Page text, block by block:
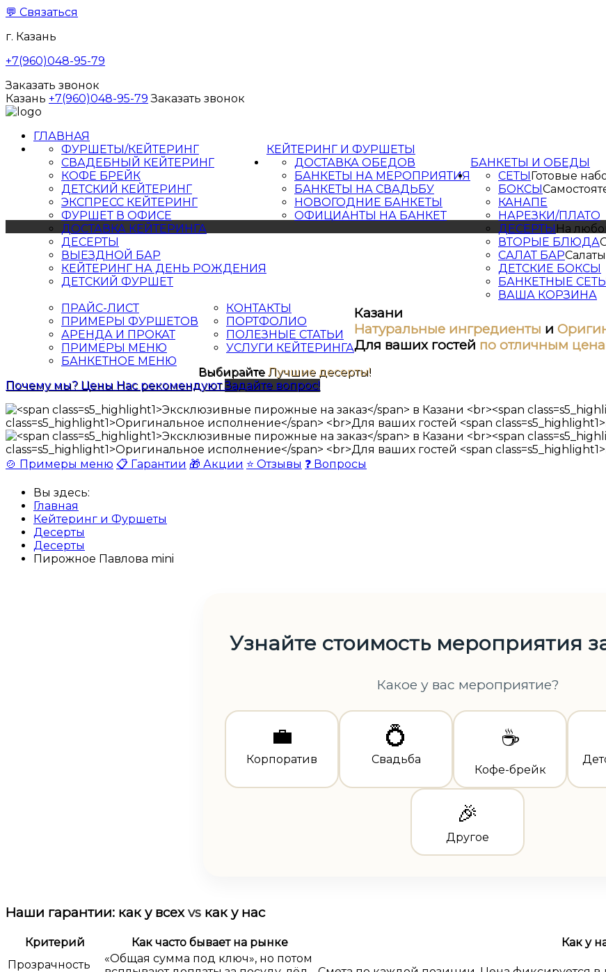
💬 Связаться
г. Казань
+7(960)048-95-79
Заказать звонок
Казань +7(960)048-95-79 Заказать звонок
ГЛАВНАЯ
КЕЙТЕРИНГ И ФУРШЕТЫ
ФУРШЕТЫ/КЕЙТЕРИНГ
СВАДЕБНЫЙ КЕЙТЕРИНГ
КОФЕ БРЕЙК
ДЕТСКИЙ КЕЙТЕРИНГ
ЭКСПРЕСС КЕЙТЕРИНГ
ФУРШЕТ В ОФИСЕ
ДОСТАВКА КЕЙТЕРИНГА
ДЕСЕРТЫ
ВЫЕЗДНОЙ БАР
КЕЙТЕРИНГ НА ДЕНЬ РОЖДЕНИЯ
ДЕТСКИЙ ФУРШЕТ
БАНКЕТЫ И ОБЕДЫ
ДОСТАВКА ОБЕДОВ
БАНКЕТЫ НА МЕРОПРИЯТИЯ
БАНКЕТЫ НА СВАДЬБУ
НОВОГОДНИЕ БАНКЕТЫ
ОФИЦИАНТЫ НА БАНКЕТ
СЕТЫГотовые
БОКСЫ
КАНАПЕ
НАРЕЗКИ/ПЛАТО
ДЕСЕРТЫ На
ВТОРЫЕ БЛЮДА
САЛАТ БАР
ДЕТСКИЕ БОКСЫ
БАНКЕТНЫЕ
ВАША КОРЗИНА
ПРАЙС-ЛИСТ
ПРИМЕРЫ ФУРШЕТОВ
АРЕНДА И ПРОКАТ
ПРИМЕРЫ МЕНЮ
БАНКЕТНОЕ МЕНЮ
КОНТАКТЫ
ПОРТФОЛИО
ПОЛЕЗНЫЕ СТАТЬИ
УСЛУГИ КЕЙТЕРИНГА
Казани
Натуральные ингредиенты и
Для ваших гостей по отличным
Выбирайте Лучшие десерты!
Почему мы? Цены Нас рекомендуютЗадайте вопрос!
🍲 Примеры меню 📋 Гарантии 🎁 Акции ⭐ Отзывы ❓ Вопросы
Вы здесь:
Главная
Кейтеринг и Фуршеты
Десерты
Десерты
Пирожное Павлова mini
Узнайте стоимость мероприятия
Какое у вас мероприятие?
💼
Корпоратив
💍
Свадьба
☕
Кофе-брейк
🎉
Другое
Наши гарантии: как у всехvs как у нас
Критерий Как часто бывает на рынке
Как у
Прозрачность
«Общая сумма под ключ», но потом